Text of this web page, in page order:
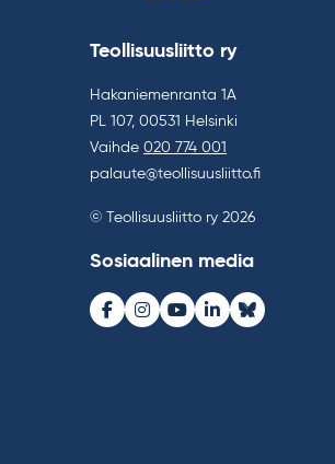
Teollisuusliitto ry
Hakaniemenranta 1A
PL 107, 00531 Helsinki
Vaihde 020 774 001
palaute@teollisuusliitto.fi
© Teollisuusliitto ry 2026
Sosiaalinen media
Facebook
Instagram
Youtube
LinkedInBluesky